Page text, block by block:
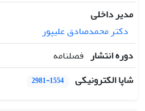
مدیر داخلی
دکتر محمدصادق علیپور
دوره انتشار فصلنامه
شاپا الکترونیکی
2981-1554